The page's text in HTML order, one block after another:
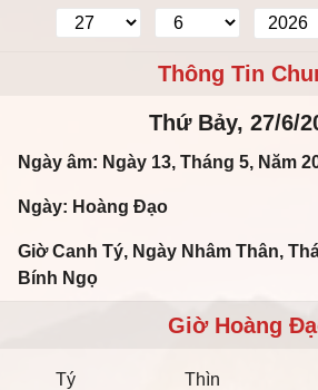
Thông Tin
Thứ Bảy, 27/6/
Ngày âm: Ngày 13, Tháng 5, Năm
Ngày: Hoàng Đạo
Giờ Canh Tý, Ngày Nhâm Thân,
Bính Ngọ
Giờ Hoàng
Tý
Thìn